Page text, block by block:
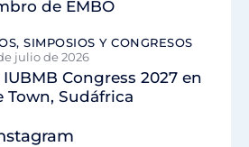
de EMBO
SIMPOSIOS Y CONGRESOS
julio de 2026
Congress 2027 en
Town, Sudáfrica